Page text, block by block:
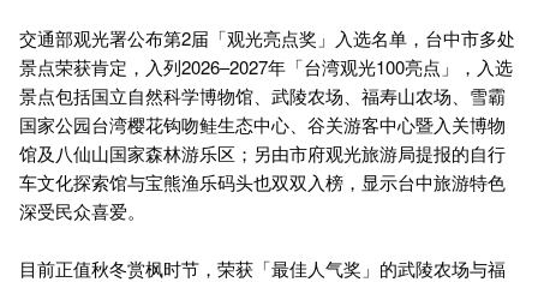
交通部观光署公布第2届「观光亮点奖」入选名单，台中市多处
景点荣获肯定，入列2026–2027年「台湾观光100亮点」，入选
景点包括国立自然科学博物馆、武陵农场、福寿山农场、雪霸
国家公园台湾樱花钩吻鲑生态中心、谷关游客中心暨入关博物
馆及八仙山国家森林游乐区；另由市府观光旅游局提报的自行
车文化探索馆与宝熊渔乐码头也双双入榜，显示台中旅游特色
深受民众喜爱。
目前正值秋冬赏枫时节，荣获「最佳人气奖」的武陵农场与福